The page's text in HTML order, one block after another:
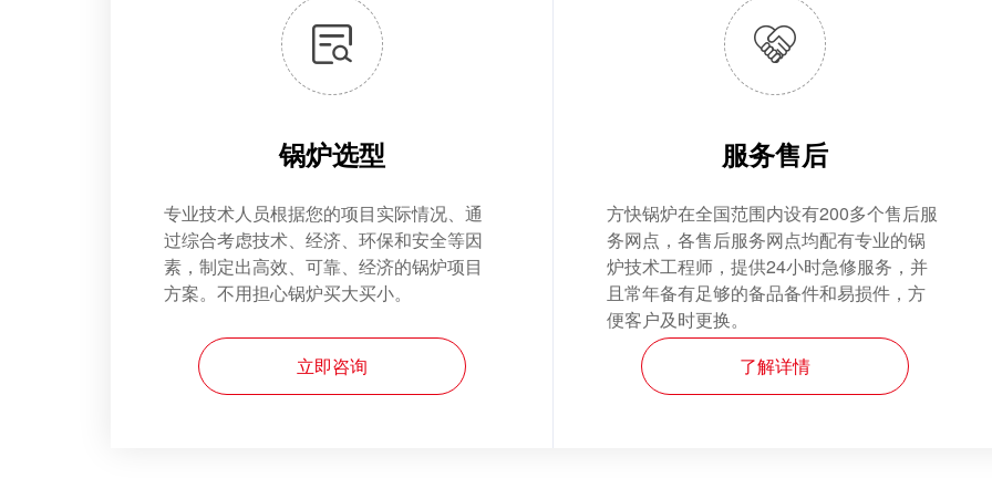
锅炉选型
专业技术人员根据您的项目实际情况、通
过综合考虑技术、经济、环保和安全等因
素，制定出高效、可靠、经济的锅炉项目
方案。不用担心锅炉买大买小。
立即咨询
服务售后
方快锅炉在全国范围内设有200多个售后服
务网点，各售后服务网点均配有专业的锅
炉技术工程师，提供24小时急修服务，并
且常年备有足够的备品备件和易损件，方
便客户及时更换。
了解详情